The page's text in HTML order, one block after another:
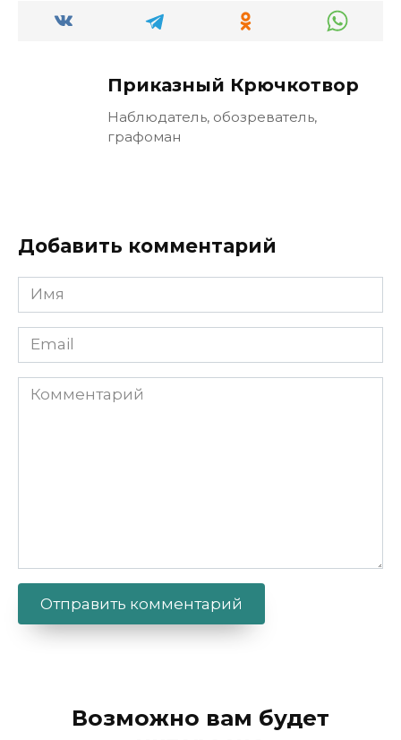
Приказный Крючкотвор
Наблюдатель, обозреватель,
графоман
Добавить комментарий
Имя
Email
Комментарий
Возможно вам будет